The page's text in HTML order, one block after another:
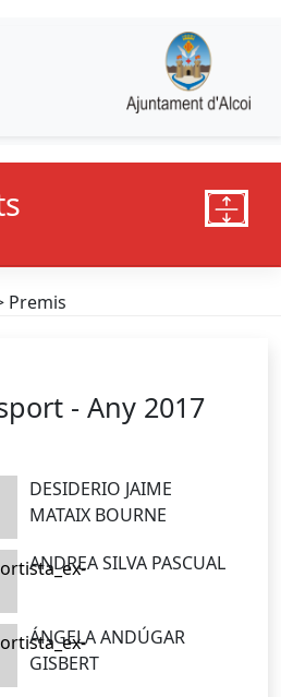
Premis
- Any 2017
DESIDERIO JAIME
MATAIX BOURNE
ANDREA SILVA PASCUAL
ÁNGELA ANDÚGAR
GISBERT